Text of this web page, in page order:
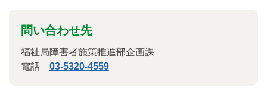
問い合わせ先
福祉局障害者施策推進部企画課
電話 03-5320-4559